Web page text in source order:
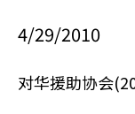
4/29/2010
对华援助协会